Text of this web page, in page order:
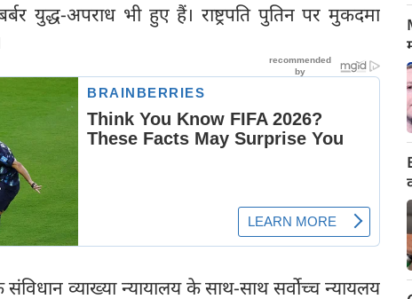
युद्ध-अपराध भी हुए हैं। राष्ट्रपति पुतिन पर मुकदमा
व्याख्या न्यायालय के साथ-साथ सर्वोच्च न्यायलय